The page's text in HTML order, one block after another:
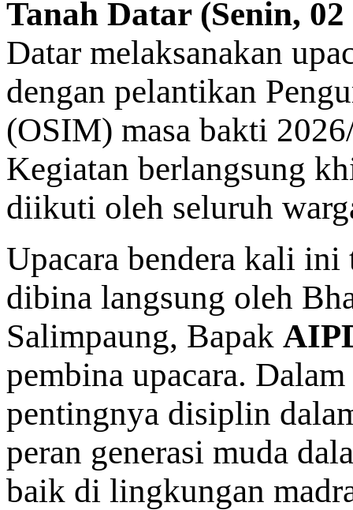
Tanah Datar (Senin,
Datar melaksanakan
dengan pelantikan
(OSIM) masa bakti
Kegiatan berlangsung
diikuti oleh seluruh
Upacara bendera kali
dibina langsung oleh
Salimpaung, Bapak
pembina upacara.
pentingnya disiplin
peran generasi muda
baik di lingkungan